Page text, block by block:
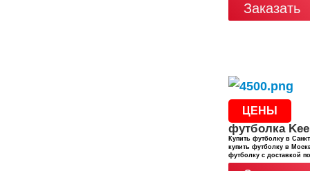
Заказать
ЦЕНЫ
футболка
Купить футболку в
купить футболку в
футболку с доставкой